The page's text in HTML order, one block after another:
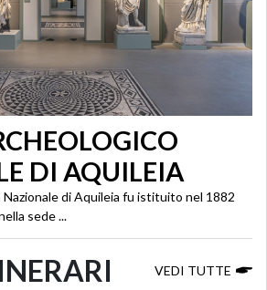
DI AQUILEIA
di Aquileia fu istituito nel 1882
sede ...
VEDI TUTTE